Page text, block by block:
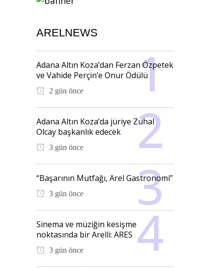
ARELNEWS
Adana Altın Koza’dan Ferzan Özpetek
ve Vahide Perçin’e Onur Ödülü
2 gün önce
Adana Altın Koza’da jüriye Zuhal
Olcay başkanlık edecek
3 gün önce
“Başarının Mutfağı, Arel Gastronomi”
3 gün önce
Sinema ve müziğin kesişme
noktasında bir Arelli: ARES
3 gün önce